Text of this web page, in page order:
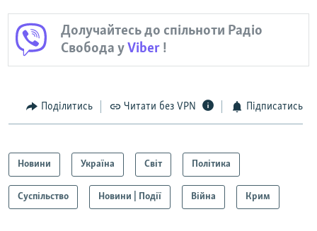
Долучайтесь до спільноти Радіо
Свобода уViber !
Поділитись Читати без VPN Підписатись
Новини Україна Світ Політика
Суспільство Новини | Події Війна Крим